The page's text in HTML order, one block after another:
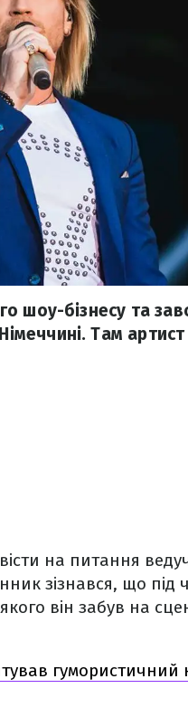
шоу-бізнесу та
Там артист
на питання
зізнався, що під
він забув на
гумористичний